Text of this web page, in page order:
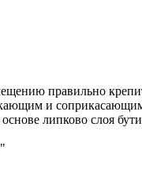
правильно
и
липково слоя